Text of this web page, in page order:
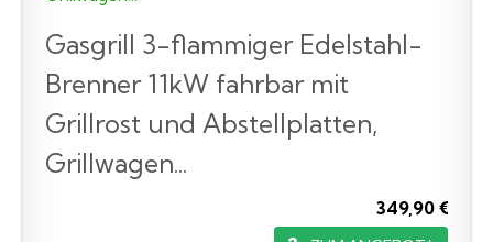
Gasgrill 3-flammiger Edelstahl-
Brenner 11kW fahrbar mit
Grillrost und Abstellplatten,
Grillwagen...
349,90 €